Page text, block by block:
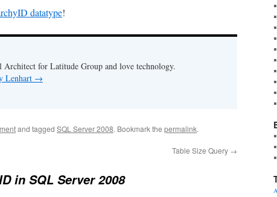
datatype!
Architect for Latitude Group and love technology.
Lenhart →
and tagged SQL Server 2008. Bookmark the permalink.
Table Size Query →
in SQL Server 2008